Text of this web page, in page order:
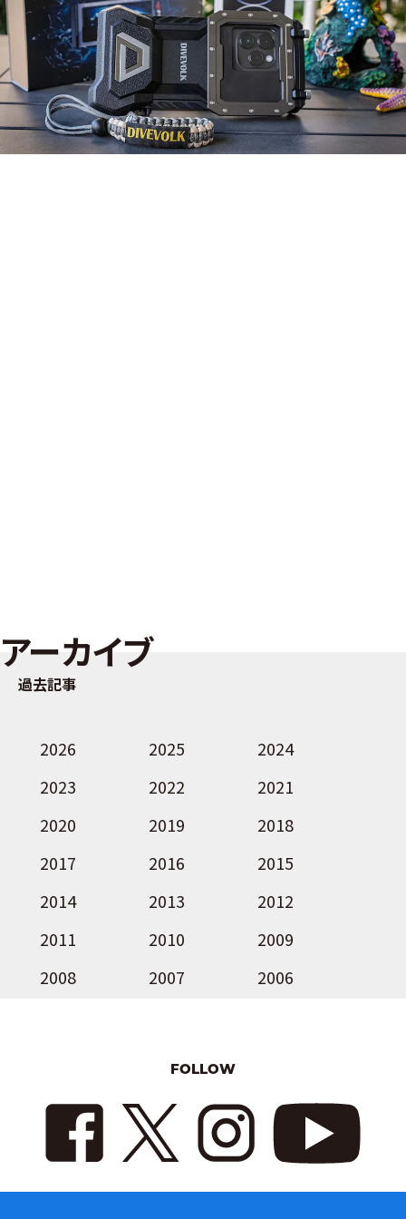
アーカイブ
過去記事
2026 2025
2024
2023
2022
2021
2020
2019
2018
2017
2016
2015
2014
2013
2012
2011
2010
2009
2008
2007 2006
FOLLOW